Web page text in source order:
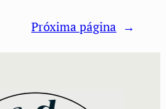
Próxima página →